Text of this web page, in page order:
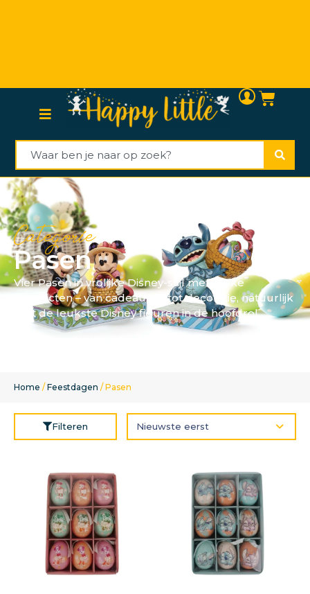
Categorie
Pasen
Vier Pasen in vrolijke Disney-stijl met leuke
producten – van cadeautjes tot decoratie, natuurlijk
met de leukste Disney figuren in de hoofdrol.
Home / Feestdagen / Pasen
Filteren